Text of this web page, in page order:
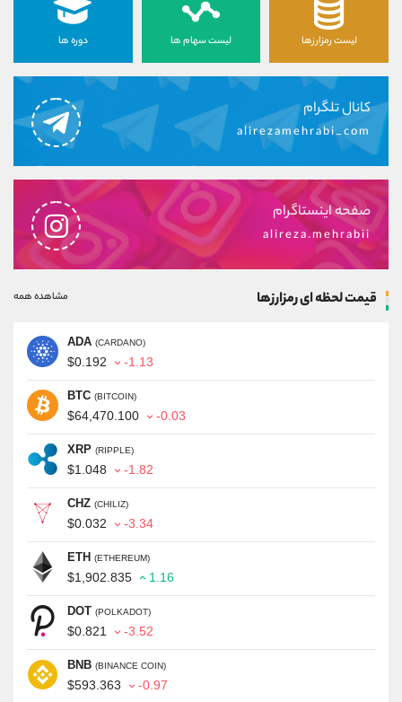
لیست رمزارزها لیست سهام ها دوره ها
کانال تلگرام
alirezamehrabi_com
صفحه اینستاگرام
alireza.mehrabii
قیمت لحظه ای رمزارزها مشاهده همه
ADA (CARDANO)
$0.192 -1.13
BTC (BITCOIN)
$64,470.100 -0.03
XRP (RIPPLE)
$1.048 -1.82
CHZ (CHILIZ)
$0.032 -3.34
ETH (ETHEREUM)
$1,902.835 1.16
DOT (POLKADOT)
$0.821 -3.52
BNB (BINANCE COIN)
$593.363 -0.97